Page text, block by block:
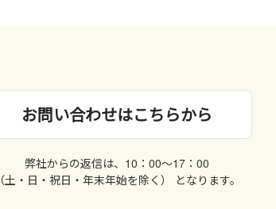
お問い合わせはこちらから
弊社からの返信は、10：00〜17：00
（土・日・祝日・年末年始を除く） となります。